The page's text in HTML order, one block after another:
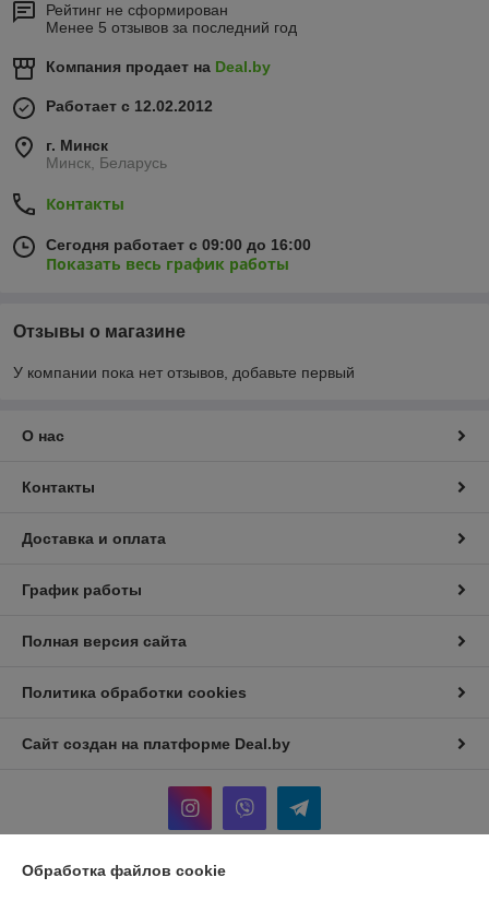
Рейтинг не сформирован
Менее 5 отзывов за последний год
Компания продает на Deal.by
Работает с 12.02.2012
г. Минск
Минск, Беларусь
Контакты
Сегодня работает с 09:00 до 16:00
Показать весь график работы
Отзывы о магазине
У компании пока нет отзывов, добавьте первый
О нас
Контакты
Доставка и оплата
График работы
Полная версия сайта
Политика обработки cookies
Сайт создан на платформе Deal.by
Обработка файлов cookie